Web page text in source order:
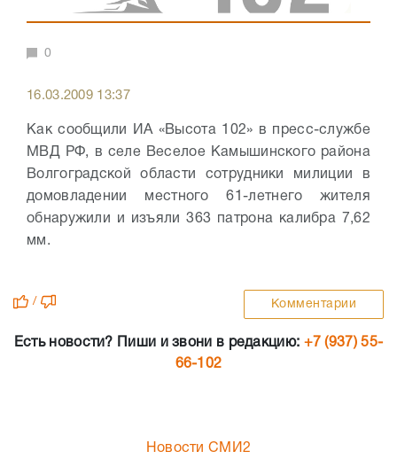
0
16.03.2009 13:37
Как сообщили ИА «Высота 102» в пресс-службе
МВД РФ, в селе Веселое Камышинского района
Волгоградской области сотрудники милиции в
домовладении местного 61-летнего жителя
обнаружили и изъяли 363 патрона калибра 7,62
мм.
/ Комментарии
Есть новости? Пиши и звони в редакцию: +7 (937) 55-
66-102
Новости СМИ2